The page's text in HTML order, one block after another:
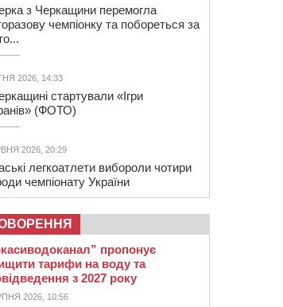
з Черкащини перемогла
чемпіонку та побореться за
2026, 14:33
стартували «Ігри
(ФОТО)
2026, 20:29
легкоатлети вибороли чотири
чемпіонату України
пропонує
тарифи на воду та
з 2027 року
2026, 10:56